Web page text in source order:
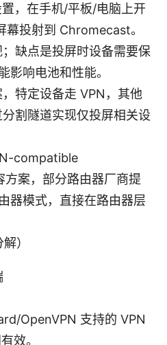
，在手机/平板/电脑上开
幕投射到 Chromecast。
缺点是投屏时设备需要保
影响电池和性能。
特定设备走 VPN，其他
割隧道实现仅投屏相关设
compatible
案，部分路由器厂商提
器模式，直接在路由器层
）
OpenVPN 支持的 VPN
效。